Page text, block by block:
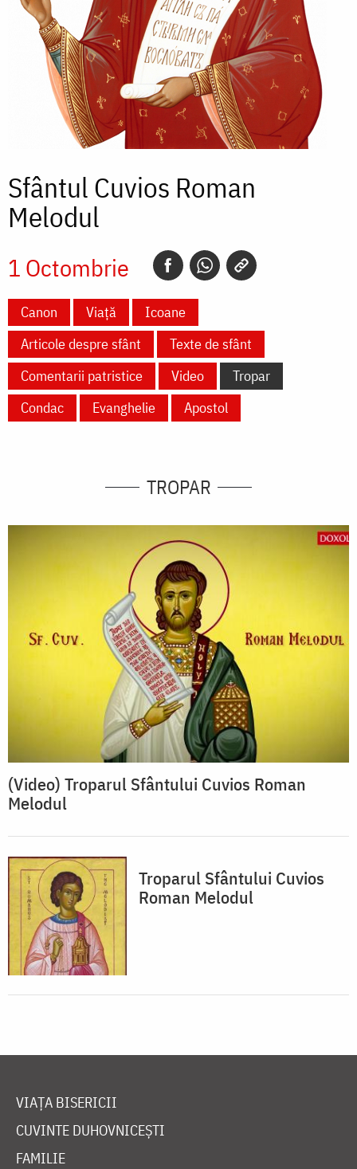
Sfântul Cuvios Roman
Melodul
1 Octombrie
Canon Viață
Icoane
Articole despre sfânt
Texte de sfânt
Comentarii patristice
Video
Tropar
Condac
Evanghelie Apostol
TROPAR
(Video) Troparul Sfântului Cuvios Roman
Melodul
Troparul Sfântului Cuvios
Roman Melodul
VIAȚA BISERICII
CUVINTE DUHOVNICEȘTI
FAMILIE